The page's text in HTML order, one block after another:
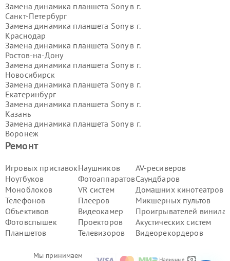
Мы принимаем
Ремонт
Игровых приставок
Ноутбуков
Моноблоков
Телефонов
Объективов
Фотовспышек
Планшетов
Наушников
Фотоаппаратов
VR систем
Плееров
Видеокамер
Проекторов
Телевизоров
AV-ресиверов
Саундбаров
Домашних кинотеатров
Микшерных пультов
Проигрывателей винила
Акустических систем
Видеорекордеров
Замена динамика планшета Sony в г.
Санкт-Петербург
Замена динамика планшета Sony в г.
Краснодар
Замена динамика планшета Sony в г.
Ростов-на-Дону
Замена динамика планшета Sony в г.
Новосибирск
Замена динамика планшета Sony в г.
Екатеринбург
Замена динамика планшета Sony в г.
Казань
Замена динамика планшета Sony в г.
Воронеж
Замена динамика планшета Sony в г.
Волгоград
Самара
Замена динамика планшета Sony в г.
Пермь
Замена динамика планшета Sony в г.
Красноярск
Замена динамика планшета Sony в г.
Ижевск
Замена динамика планшета Sony в г.
Челябинск